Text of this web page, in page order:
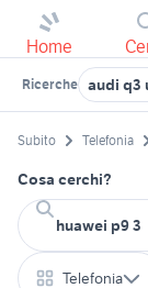
Home
Ricerche audi q3
Subito Telefonia
Cosa cerchi?
Telefonia